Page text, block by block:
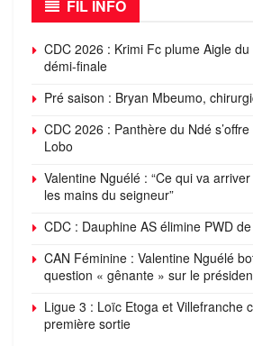
FIL INFO
CDC 2026 : Krimi Fc plume Aigle
démi-finale
Pré saison : Bryan Mbeumo,
CDC 2026 : Panthère du Ndé
Lobo
Valentine Nguélé : “Ce qui va
les mains du seigneur”
CDC : Dauphine AS élimine PWD
CAN Féminine : Valentine Nguélé
question « gênante » sur le
Ligue 3 : Loïc Etoga et Villefranche
première sortie